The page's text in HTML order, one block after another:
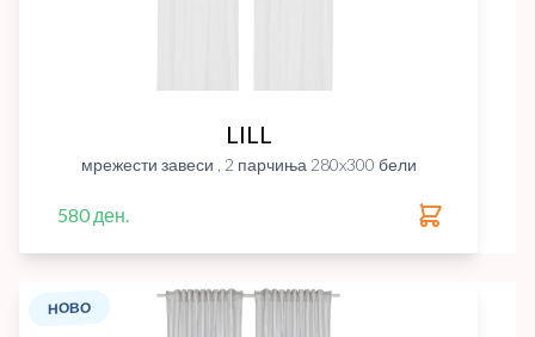
LILL
мрежести завеси , 2 парчиња 280x300 бели
580 ден.
НОВО